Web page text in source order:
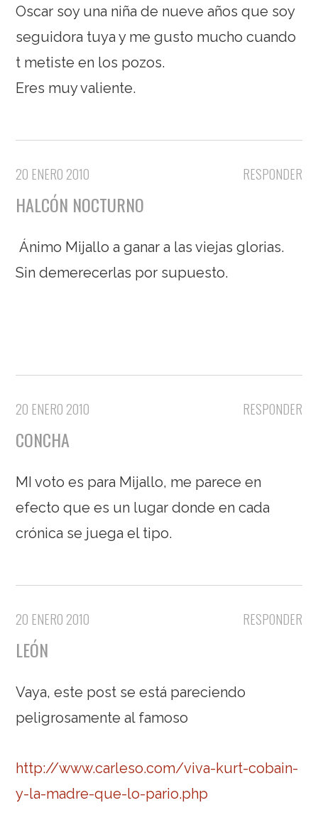
Oscar soy una niña de nueve años que soy
seguidora tuya y me gusto mucho cuando
t metiste en los pozos.
Eres muy valiente.
RESPONDER
20 ENERO 2010
HALCÓN NOCTURNO
Ánimo Mijallo a ganar a las viejas glorias.
Sin demerecerlas por supuesto.
RESPONDER
20 ENERO 2010
CONCHA
MI voto es para Mijallo, me parece en
efecto que es un lugar donde en cada
crónica se juega el tipo.
RESPONDER
20 ENERO 2010
LEÓN
Vaya, este post se está pareciendo
peligrosamente al famoso
http://www.carleso.com/viva-kurt-cobain-
y-la-madre-que-lo-pario.php